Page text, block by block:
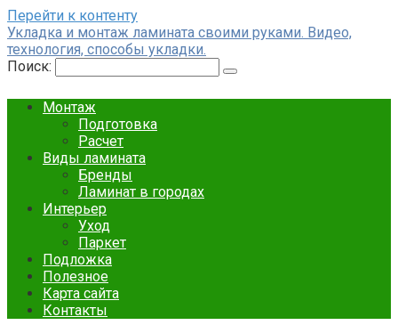
Перейти к контенту
Укладка и монтаж ламината своими руками. Видео,
технология, способы укладки.
Поиск:
Монтаж
Подготовка
Расчет
Виды ламината
Бренды
Ламинат в городах
Интерьер
Уход
Паркет
Подложка
Полезное
Карта сайта
Контакты